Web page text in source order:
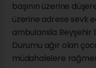
başının üzerine
üzerine adrese sevk
ambulansla Beyşehir
Durumu ağır olan
müdahalelere